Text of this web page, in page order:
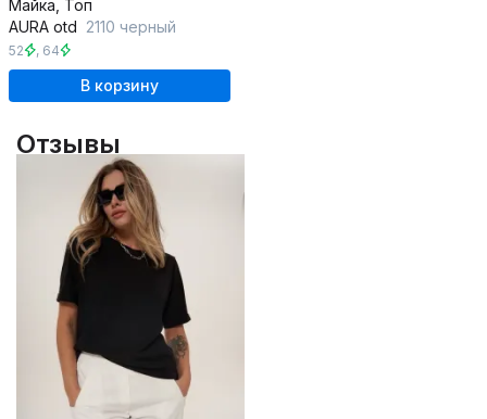
Майка, Топ
AURA otd 2110 черный
52 , 64
В корзину
Отзывы